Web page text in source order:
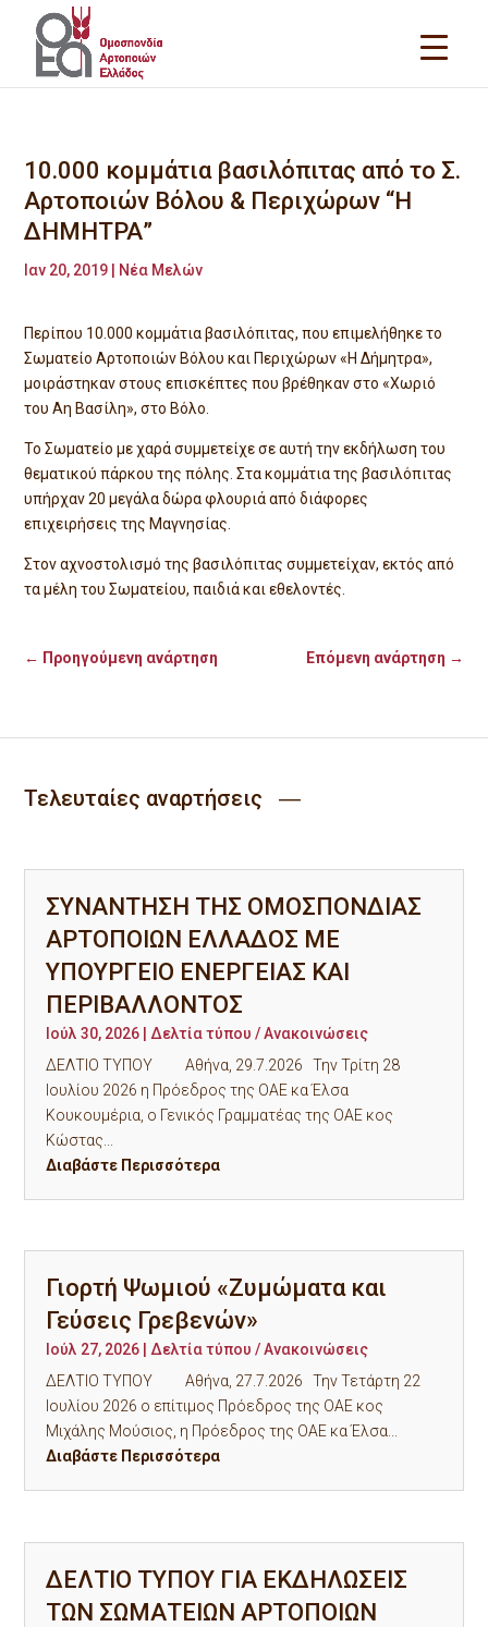
10.000 κομμάτια βασιλόπιτας από το Σ.
Αρτοποιών Βόλου & Περιχώρων “Η
ΔΗΜΗΤΡΑ”
Ιαν 20, 2019 Νέα Μελών
Περίπου 10.000 κομμάτια βασιλόπιτας, που επιμελήθηκε το
Σωματείο Αρτοποιών Βόλου και Περιχώρων «Η Δήμητρα»,
μοιράστηκαν στους επισκέπτες που βρέθηκαν στο «Χωριό
του Αη Βασίλη», στο Βόλο.
Το Σωματείο με χαρά συμμετείχε σε αυτή την εκδήλωση του
θεματικού πάρκου της πόλης. Στα κομμάτια της βασιλόπιτας
υπήρχαν 20 μεγάλα δώρα φλουριά από διάφορες
επιχειρήσεις της Μαγνησίας.
Στον αχνοστολισμό της βασιλόπιτας συμμετείχαν, εκτός από
τα μέλη του Σωματείου, παιδιά και εθελοντές.
← Προηγούμενη ανάρτηση Επόμενη ανάρτηση →
Τελευταίες αναρτήσεις ―
ΣΥΝΑΝΤΗΣΗ ΤΗΣ ΟΜΟΣΠΟΝΔΙΑΣ
ΑΡΤΟΠΟΙΩΝ ΕΛΛΑΔΟΣ ΜΕ
ΥΠΟΥΡΓΕΙΟ ΕΝΕΡΓΕΙΑΣ ΚΑΙ
ΠΕΡΙΒΑΛΛΟΝΤΟΣ
Ιούλ 30, 2026
Δελτία τύπου / Ανακοινώσεις
ΔΕΛΤΙΟ ΤΥΠΟΥ Αθήνα, 29.7.2026 Την Τρίτη 28
Ιουλίου 2026 η Πρόεδρος της ΟΑΕ κα Έλσα
Κουκουμέρια, ο Γενικός Γραμματέας της ΟΑΕ κος
Κώστας...
Διαβάστε Περισσότερα
Γιορτή Ψωμιού «Ζυμώματα και
Γεύσεις Γρεβενών»
Ιούλ 27, 2026 |Δελτία τύπου / Ανακοινώσεις
ΔΕΛΤΙΟ ΤΥΠΟΥ Αθήνα, 27.7.2026 Την Τετάρτη 22
Ιουλίου 2026 ο επίτιμος Πρόεδρος της ΟΑΕ κος
Μιχάλης Μούσιος, η Πρόεδρος της ΟΑΕ κα Έλσα...
Διαβάστε Περισσότερα
ΔΕΛΤΙΟ ΤΥΠΟΥ ΓΙΑ ΕΚΔΗΛΩΣΕΙΣ
ΤΩΝ ΣΩΜΑΤΕΙΩΝ ΑΡΤΟΠΟΙΩΝ